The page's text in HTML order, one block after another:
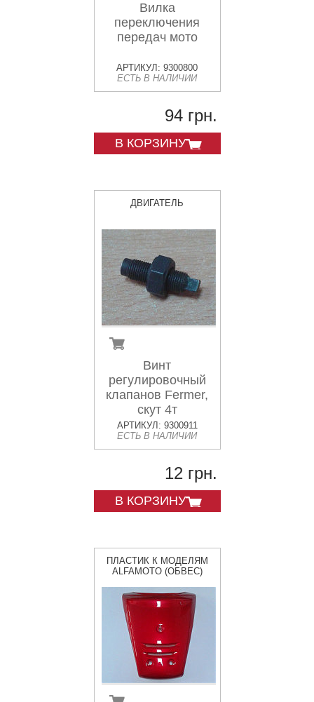
Вилка
переключения
передач мото
АРТИКУЛ: 9300800
ЕСТЬ В НАЛИЧИИ
94 грн.
В КОРЗИНУ
ДВИГАТЕЛЬ
Винт
регулировочный
клапанов Fermer,
скут 4т
АРТИКУЛ: 9300911
ЕСТЬ В НАЛИЧИИ
12 грн.
В КОРЗИНУ
ПЛАСТИК К МОДЕЛЯМ
ALFAMOTO (ОБВЕС)